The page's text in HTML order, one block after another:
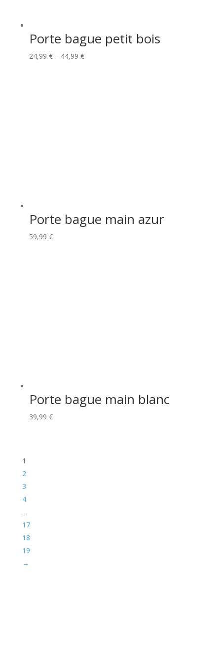
Porte bague petit bois
24,99 €– 44,99 €
Porte bague main azur
59,99 €
Porte bague main blanc
39,99 €
1
2
3
4
…
17
18
19
→